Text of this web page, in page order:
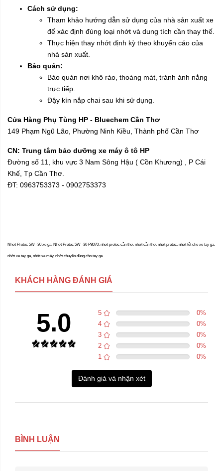
Cách sử dụng:
Tham khảo hướng dẫn sử dụng của nhà sản xuất xe
để xác định đúng loại nhớt và dung tích cần thay thế.
Thực hiện thay nhớt định kỳ theo khuyến cáo của
nhà sản xuất.
Bảo quản:
Bảo quản nơi khô ráo, thoáng mát, tránh ánh nắng
trực tiếp.
Đậy kín nắp chai sau khi sử dụng.
Cửa Hàng Phụ Tùng HP - Bluechem Cần Thơ
149 Phạm Ngũ Lão, Phường Ninh Kiều, Thành phố Cần Thơ
CN: Trung tâm bảo dưỡng xe máy ô tô HP
Đường số 11, khu vực 3 Nam Sông Hậu ( Cồn Khương) , P Cái
Khế, Tp Cần Thơ.
ĐT: 0963753373 - 0902753373
Nhớt Protec 5W -30 xe ga, Nhớt Protec 5W -30 P8070, nhớt protec cần thơ, nhớt cần thơ, nhớt protec, nhớt tốt cho xe tay ga,
nhớt xe tay ga, nhớt xe máy, nhớt chuyên dùng cho tay ga
KHÁCH HÀNG ĐÁNH GIÁ
5.0 5 0%
4
0%
3
0%
2
0%
1
0%
Đánh giá và nhận xét
BÌNH LUẬN